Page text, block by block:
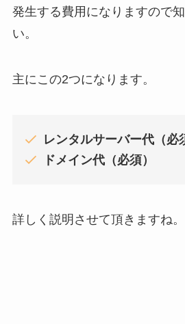
発生する費用になりますので
い。
主にこの2つになります。
レンタルサーバー代（必
ドメイン代（必須）
詳しく説明させて頂きますね。